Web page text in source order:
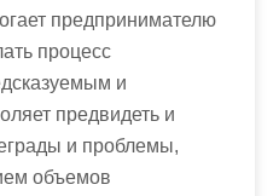
предпринимателю
процесс
и
предвидеть и
и проблемы,
объемов